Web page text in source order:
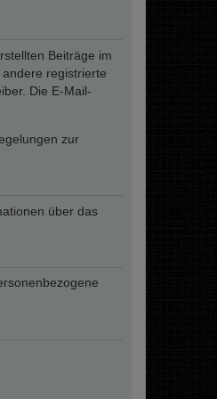
Beiträge im
registrierte
Die E-Mail-
zur
über das